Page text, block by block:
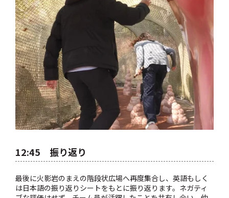
12:45 振り返り
最後に火影岩のまえの階段状広場へ再度集合し、英語もしく
は日本語の振り返りシートをもとに振り返ります。ネガティ